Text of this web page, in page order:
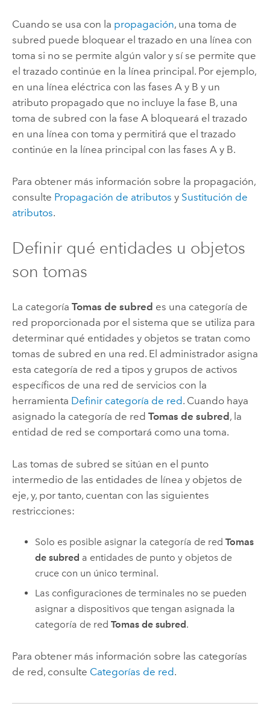
Cuando se usa con la propagación, una toma de
subred puede bloquear el trazado en una línea con
toma si no se permite algún valor y sí se permite que
el trazado continúe en la línea principal. Por ejemplo,
en una línea eléctrica con las fases A y B y un
atributo propagado que no incluye la fase B, una
toma de subred con la fase A bloqueará el trazado
en una línea con toma y permitirá que el trazado
continúe en la línea principal con las fases A y B.
Para obtener más información sobre la propagación,
consulte Propagación de atributos y Sustitución de
atributos.
Definir qué entidades u objetos
son tomas
La categoría Tomas de subred es una categoría de
red proporcionada por el sistema que se utiliza para
determinar qué entidades y objetos se tratan como
tomas de subred en una red. El administrador asigna
esta categoría de red a tipos y grupos de activos
específicos de una red de servicios con la
herramienta Definir categoría de red. Cuando haya
asignado la categoría de red Tomas de subred , la
entidad de red se comportará como una toma.
Las tomas de subred se sitúan en el punto
intermedio de las entidades de línea y objetos de
eje, y, por tanto, cuentan con las siguientes
restricciones:
Solo es posible asignar la categoría de redTomas
de subred a entidades de punto y objetos de
cruce con un único terminal.
Las configuraciones de terminales no se pueden
asignar a dispositivos que tengan asignada la
categoría de redTomas de subred.
Para obtener más información sobre las categorías
de red, consulte Categorías de red.